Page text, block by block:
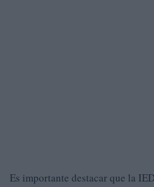
Es importante destacar que la